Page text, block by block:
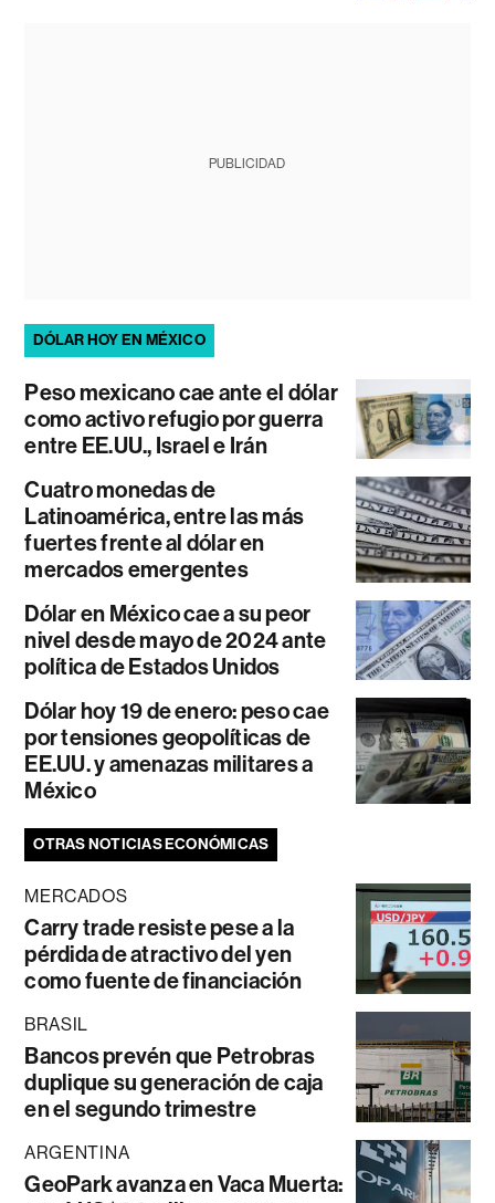
PUBLICIDAD
DÓLAR HOY EN MÉXICO
Peso mexicano cae ante el dólar
como activo refugio por guerra
entre EE.UU., Israel e Irán
Cuatro monedas de
Latinoamérica, entre las más
fuertes frente al dólar en
mercados emergentes
Dólar en México cae a su peor
nivel desde mayo de 2024 ante
política de Estados Unidos
Dólar hoy 19 de enero: peso cae
por tensiones geopolíticas de
EE.UU. y amenazas militares a
México
OTRAS NOTICIAS ECONÓMICAS
MERCADOS
Carry trade resiste pese a la
pérdida de atractivo del yen
como fuente de financiación
BRASIL
Bancos prevén que Petrobras
duplique su generación de caja
en el segundo trimestre
ARGENTINA
GeoPark avanza en Vaca Muerta: